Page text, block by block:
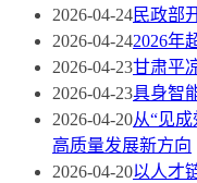
2026-04-24民政部
2026-04-242026年
2026-04-23甘肃平
2026-04-23具身智
2026-04-20从“见
高质量发展新方向
2026-04-20以人才